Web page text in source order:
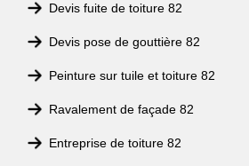
Devis fuite de toiture 82
Devis pose de gouttière 82
Peinture sur tuile et toiture 82
Ravalement de façade 82
Entreprise de toiture 82